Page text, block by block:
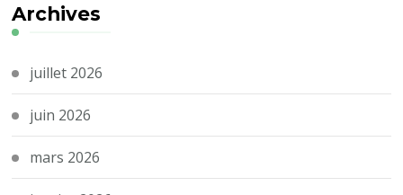
Archives
juillet 2026
juin 2026
mars 2026